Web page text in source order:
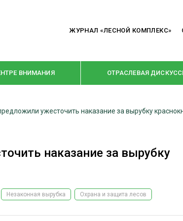
ЖУРНАЛ «ЛЕСНОЙ КОМПЛЕКС»
ВНИМАНИЯ ОТРАСЛЕВАЯ
РУБРИКИ
КРУПНЫМ ПЛАНОМ
В ЦЕНТРЕ ВНИМАНИЯ
ужесточить наказание за вырубку
наказание за вырубку
Незаконная вырубка Охрана и защита лесов